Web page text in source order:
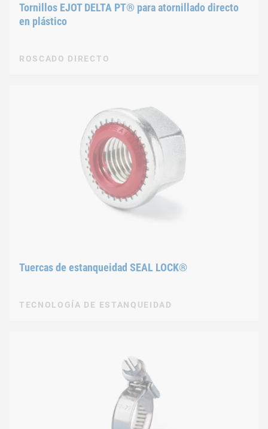
Tornillos EJOT DELTA PT® para atornillado directo
en plástico
ROSCADO DIRECTO
Tuercas de estanqueidad SEAL LOCK®
TECNOLOGÍA DE ESTANQUEIDAD